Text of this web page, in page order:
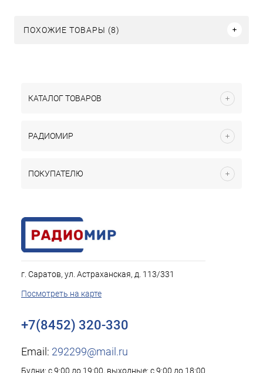
ПОХОЖИЕ ТОВАРЫ (8)
КАТАЛОГ ТОВАРОВ
РАДИОМИР
ПОКУПАТЕЛЮ
г. Саратов, ул. Астраханская, д. 113/331
Посмотреть на карте
+7(8452) 320-330
Email: 292299@mail.ru
Будни: с 9:00 до 19:00, выходные: с 9:00 до 18:00